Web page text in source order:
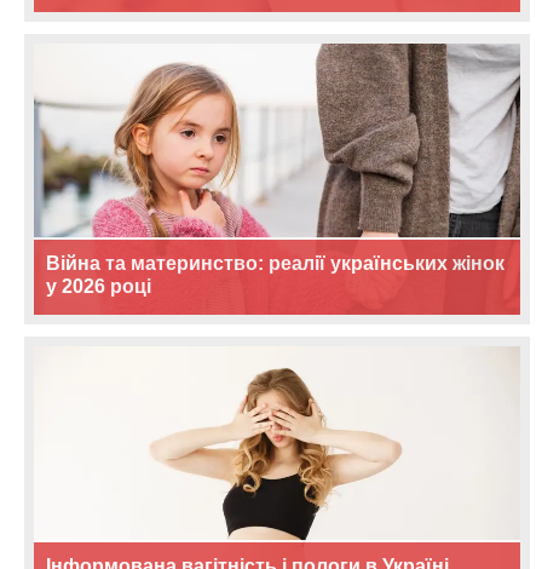
Війна та материнство: реалії українських жінок
у 2026 році